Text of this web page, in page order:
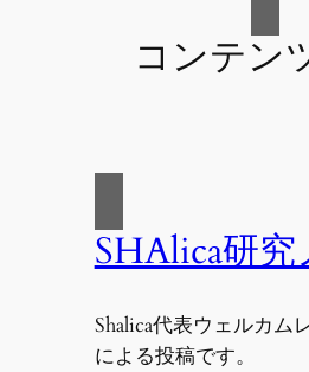
コンテン
SHAlica研
Shalica代表ウェルカム
による投稿です。